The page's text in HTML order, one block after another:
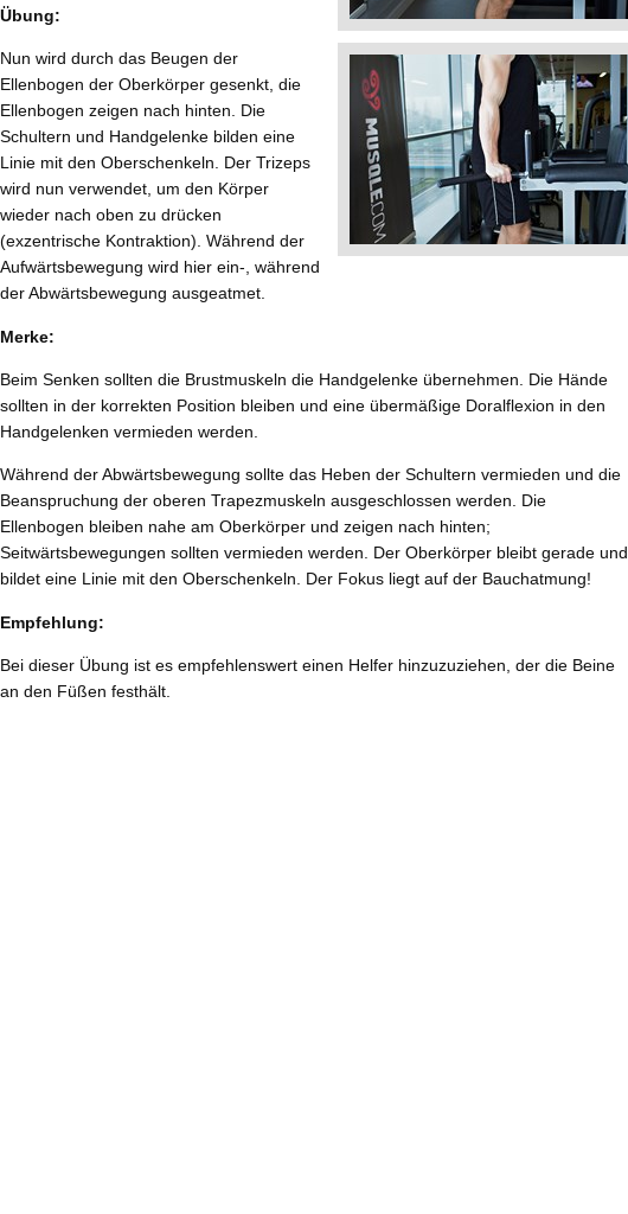
Übung:
Nun wird durch das Beugen der
Ellenbogen der Oberkörper gesenkt, die
Ellenbogen zeigen nach hinten. Die
Schultern und Handgelenke bilden eine
Linie mit den Oberschenkeln. Der Trizeps
wird nun verwendet, um den Körper
wieder nach oben zu drücken
(exzentrische Kontraktion). Während der
Aufwärtsbewegung wird hier ein-, während
der Abwärtsbewegung ausgeatmet.
Merke:
Beim Senken sollten die Brustmuskeln die Handgelenke übernehmen. Die Hände
sollten in der korrekten Position bleiben und eine übermäßige Doralflexion in den
Handgelenken vermieden werden.
Während der Abwärtsbewegung sollte das Heben der Schultern vermieden und die
Beanspruchung der oberen Trapezmuskeln ausgeschlossen werden. Die
Ellenbogen bleiben nahe am Oberkörper und zeigen nach hinten;
Seitwärtsbewegungen sollten vermieden werden. Der Oberkörper bleibt gerade und
bildet eine Linie mit den Oberschenkeln. Der Fokus liegt auf der Bauchatmung!
Empfehlung:
Bei dieser Übung ist es empfehlenswert einen Helfer hinzuzuziehen, der die Beine
an den Füßen festhält.